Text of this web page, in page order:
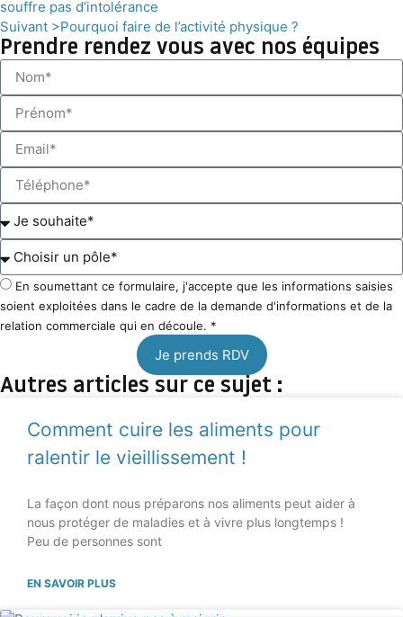
souffre pas d’intolérance
Suivant >Pourquoi faire de l’activité physique ?
Prendre rendez vous avec nos équipes
En soumettant ce formulaire, j'accepte que les informations saisies
soient exploitées dans le cadre de la demande d'informations et de la
relation commerciale qui en découle. *
Je prends RDV
Autres articles sur ce sujet :
Comment cuire les aliments pour
ralentir le vieillissement !
La façon dont nous préparons nos aliments peut aider à
nous protéger de maladies et à vivre plus longtemps !
Peu de personnes sont
EN SAVOIR PLUS